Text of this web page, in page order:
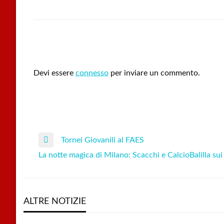
Devi essere connesso per inviare un commento.
Navigazione
Previous
Post
Tornei Giovanili al FAES
Next
La notte magica di Milano: Scacchi e CalcioBalilla
ALTRE NOTIZIE